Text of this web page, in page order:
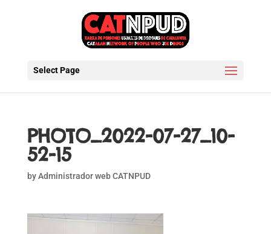
Select Page
PHOTO_2022-07-27_10-
52-15
byAdministrador web CATNPUD